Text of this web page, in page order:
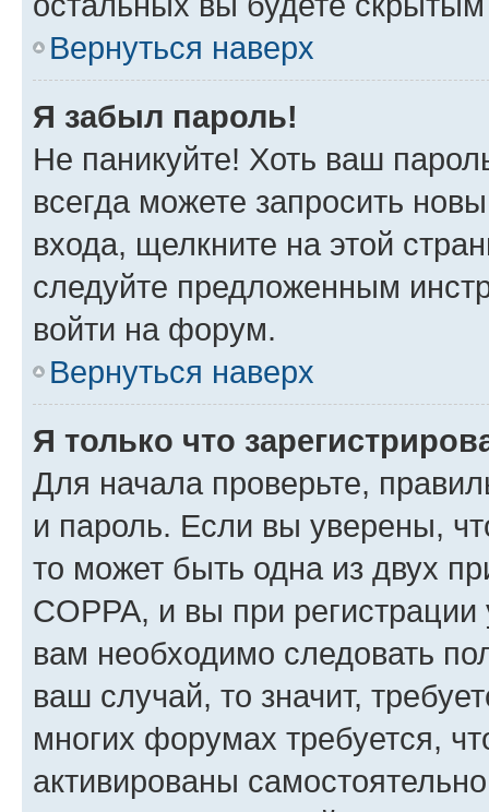
Вернуться наверх
Я забыл пароль!
Не паникуйте! Хоть ваш
всегда можете запросить
входа, щелкните на этой
следуйте предложенным
войти на форум.
Вернуться наверх
Я только что
Для начала проверьте,
и пароль. Если вы уверены,
то может быть одна из двух
COPPA, и вы при
вам необходимо следовать
ваш случай, то значит,
многих форумах требуется,
активированы